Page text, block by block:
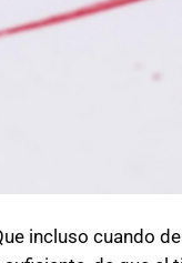
incluso cuando